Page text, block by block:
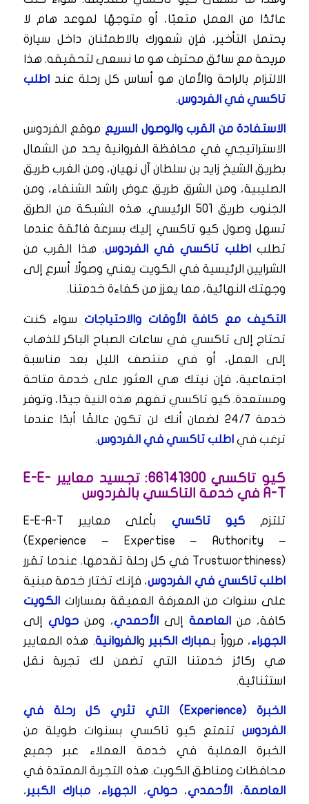
عائدًا من العمل متعبًا، أو متوجهًا لموعد هام لا
يحتمل التأخير، فإن شعورك بالاطمئنان داخل سيارة
مريحة مع سائق محترف هو ما نسعى لتحقيقه. هذا
الالتزام بالراحة والأمان هو أساس كل رحلة عند
اطلب
تاكسي في الفردوس.
الاستفادة من القرب والوصول السريع موقع الفردوس
الاستراتيجي في محافظة الفروانية يحد من الشمال
بطريق الشيخ زايد بن سلطان آل نهيان، ومن الغرب طريق
الصليبية، ومن الشرق طريق عوض راشد الشنفاء، ومن
الجنوب طريق 501 الرئيسي. هذه الشبكة من الطرق
تسهل وصول كيو تاكسي إليك بسرعة فائقة عندما
تطلب
اطلب تاكسي في الفردوس. هذا القرب من
الشرايين الرئيسية في الكويت يعني وصولًا أسرع إلى
وجهتك النهائية، مما يعزز من كفاءة خدمتنا.
التكيف مع كافة الأوقات والاحتياجاتسواء كنت
تحتاج إلى تاكسي في ساعات الصباح الباكر للذهاب
إلى العمل، أو في منتصف الليل بعد مناسبة
اجتماعية، فإن نيتك هي العثور على خدمة متاحة
ومستعدة. كيو تاكسي تفهم هذه النية جيدًا، وتوفر
خدمة 24/7 لضمان أنك لن تكون عالقًا أبدًا عندما
ترغب في اطلب تاكسي في الفردوس.
كيو تاكسي 66141300: تجسيد معايير E-E-
A-T في خدمة التاكسي بالفردوس
تلتزم كيو تاكسي
بأعلى معايير E-E-A-T
(Experience – Expertise – Authority –
Trustworthiness) في كل رحلة تقدمها. عندما تقرر
اطلب تاكسي في الفردوس، فإنك تختار خدمة مبنية
على سنوات من المعرفة العميقة بمسارات
الكويت
كافة، من
العاصمةإلى الأحمدي، ومنحولي إلى
الجهراء، مروراً بـمبارك الكبير و الفروانية. هذه المعايير
هي ركائز خدمتنا التي تضمن لك تجربة نقل
استثنائية.
الخبرة (Experience) التي تثري كل رحلة في
الفردوستتمتع كيو تاكسي بسنوات طويلة من
الخبرة العملية في خدمة العملاء عبر جميع
محافظات ومناطق الكويت. هذه التجربة الممتدة في
العاصمة، الأحمدي،حولي، الجهراء،مبارك الكبير،